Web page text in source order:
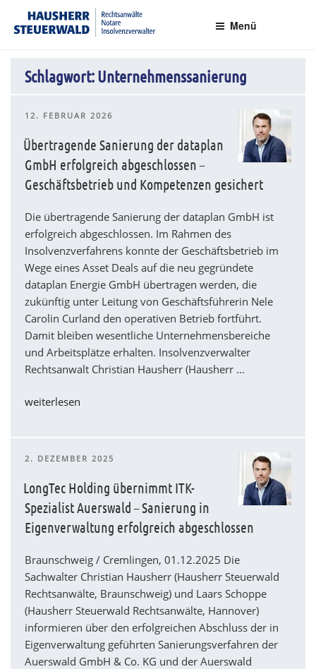
Inhalt
Rechtsanwälte Insolvenzverwalter Partnerschaftsgesellschaft mbB
Menü
Schlagwort:Unternehmenssanierung
VERÖFFENTLICHT
12. FEBRUAR 2026
Übertragende Sanierung der dataplan
GmbH erfolgreich abgeschlossen –
Geschäftsbetrieb und Kompetenzen gesichert
Die übertragende Sanierung der dataplan GmbH ist
erfolgreich abgeschlossen. Im Rahmen des
Insolvenzverfahrens konnte der Geschäftsbetrieb im
Wege eines Asset Deals auf die neu gegründete
dataplan Energie GmbH übertragen werden, die
zukünftig unter Leitung von Geschäftsführerin Nele
Carolin Curland den operativen Betrieb fortführt.
Damit bleiben wesentliche Unternehmensbereiche
und Arbeitsplätze erhalten. Insolvenzverwalter
Rechtsanwalt Christian Hausherr (Hausherr …
„Übertragende
dataplan
erfolgreich
abgeschlossen
–
Geschäftsbetrieb
und
Kompetenzen
gesichert“
weiterlesen
VERÖFFENTLICHT
2. DEZEMBER 2025
LongTec Holding übernimmt ITK-
Spezialist Auerswald – Sanierung in
Eigenverwaltung erfolgreich abgeschlossen
Braunschweig / Cremlingen, 01.12.2025 Die
Sachwalter Christian Hausherr (Hausherr Steuerwald
Rechtsanwälte, Braunschweig) und Laars Schoppe
(Hausherr Steuerwald Rechtsanwälte, Hannover)
informieren über den erfolgreichen Abschluss der in
Eigenverwaltung geführten Sanierungsverfahren der
Auerswald GmbH & Co. KG und der Auerswald